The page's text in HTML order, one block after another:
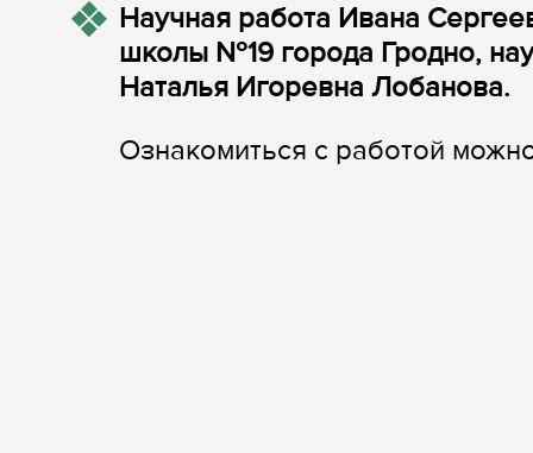
Научная работа Ивана
школы №19 города Гродно,
Наталья Игоревна Лобанова.
Ознакомиться с работой